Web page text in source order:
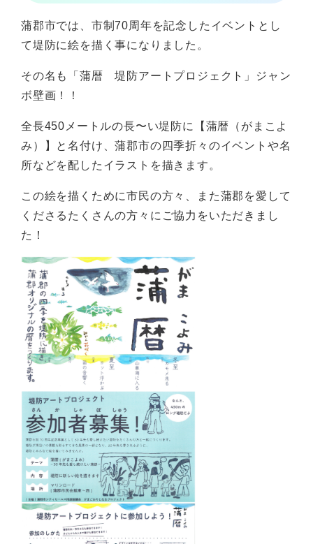
蒲郡市では、市制70周年を記念したイベントとし
て堤防に絵を描く事になりました。
その名も「蒲暦 堤防アートプロジェクト」ジャン
ボ壁画！！
全長450メートルの長〜い堤防に【蒲暦（がまこよ
み）】と名付け、蒲郡市の四季折々のイベントや名
所などを配したイラストを描きます。
この絵を描くために市民の方々、また蒲郡を愛して
くださるたくさんの方々にご協力をいただきまし
た！